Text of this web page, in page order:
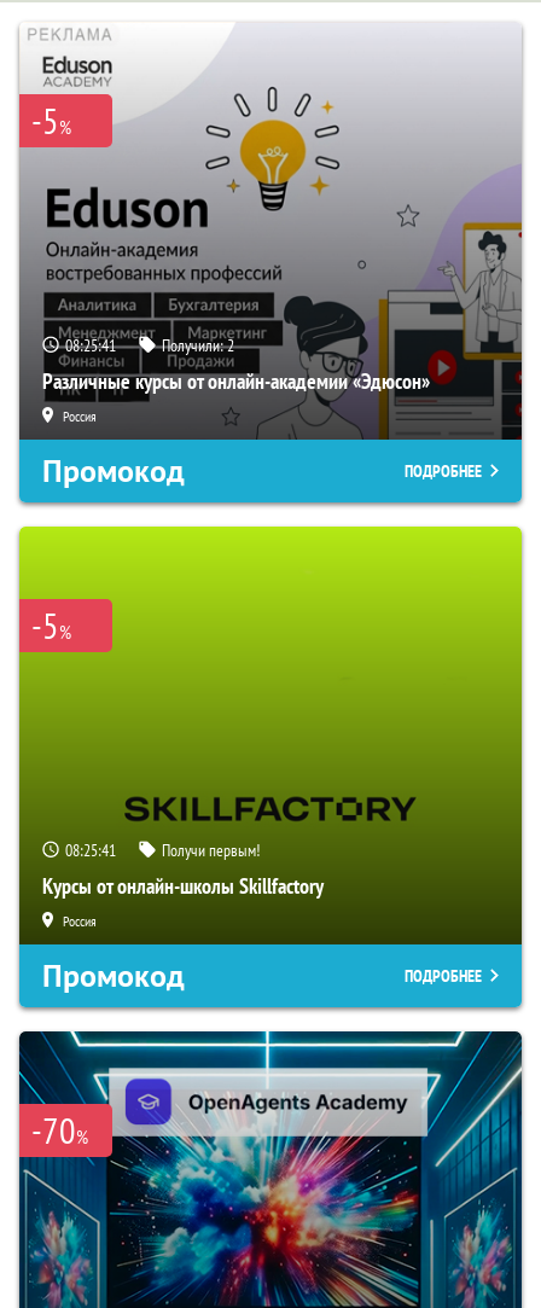
-5%
08:25:40 Получили:2
Различные курсы от онлайн-академии «Эдюсон»
Россия
Промокод ПОДРОБНЕЕ
-5%
08:25:40 Получи первым!
Курсы от онлайн-школы Skillfactory
Россия
Промокод ПОДРОБНЕЕ
-70%